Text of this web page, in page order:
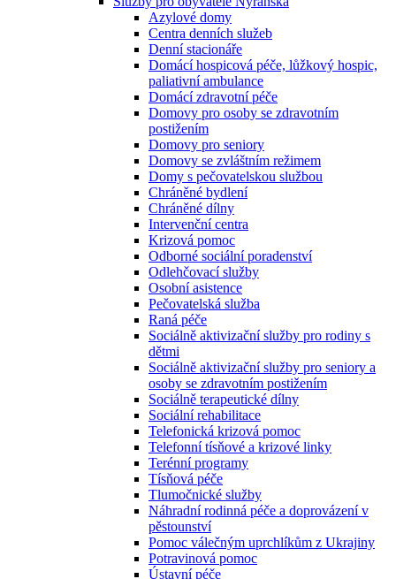
Azylové domy
Centra denních služeb
Denní stacionáře
Domácí hospicová péče, lůžkový hospic,
paliativní ambulance
Domácí zdravotní péče
Domovy pro osoby se zdravotním
postižením
Domovy pro seniory
Domovy se zvláštním režimem
Domy s pečovatelskou službou
Chráněné bydlení
Chráněné dílny
Intervenční centra
Krizová pomoc
Odborné sociální poradenství
Odlehčovací služby
Osobní asistence
Pečovatelská služba
Raná péče
Sociálně aktivizační služby pro rodiny s
dětmi
Sociálně aktivizační služby pro seniory a
osoby se zdravotním postižením
Sociálně terapeutické dílny
Sociální rehabilitace
Telefonická krizová pomoc
Telefonní tísňové a krizové linky
Terénní programy
Tísňová péče
Tlumočnické služby
Náhradní rodinná péče a doprovázení v
pěstounství
Pomoc válečným uprchlíkům z Ukrajiny
Potravinová pomoc
Ústavní péče